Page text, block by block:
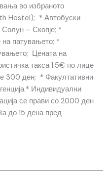
во избраното
Hostel); * Автобуски
Солун – Скопје; *
на патувањето; *
Цената на
такса 1.5€ по лице
300 ден; * Факултативни
Индивидуални
се прави со 2000 ден
до 15 дена пред